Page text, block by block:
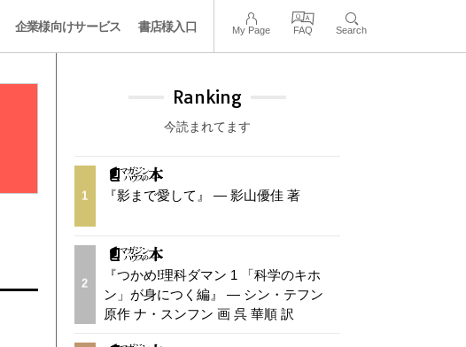
企業様向けサービス 書店様入口 My Page FAQ Search
Ranking
今読まれてます
1 『影まで愛して』 — 影山優佳 著
2
『つかめ!理科ダマン 1 「科学のキホ
ン」が身につく編』 — シン・テフン
原作 ナ・スンフン 画 呉 華順 訳